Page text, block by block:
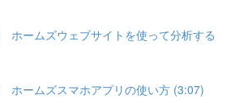
ホームズウェブサイトを使って分析する
ホームズスマホアプリの使い方 (3:07)